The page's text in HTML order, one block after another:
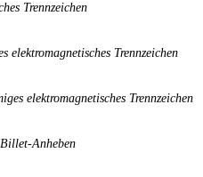
Trennzeichen
elektromagnetisches Trennzeichen
elektromagnetisches Trennzeichen
Anheben